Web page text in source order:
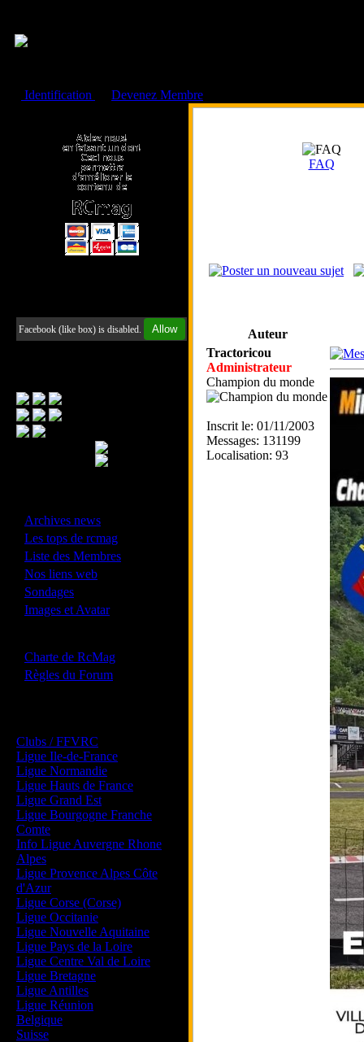
Identification
Devenez Membre
Facebook (like box) is disabled. Allow
Archives news
Les tops de rcmag
Liste des Membres
Nos liens web
Sondages
Images et Avatar
Charte de RcMag
Règles du Forum
Clubs / FFVRC
Ligue Ile-de-France
Ligue Normandie
Ligue Hauts de France
Ligue Grand Est
Ligue Bourgogne Franche
Comte
Info Ligue Auvergne Rhone
Alpes
Ligue Provence Alpes Côte
d'Azur
Ligue Corse (Corse)
Ligue Occitanie
Ligue Nouvelle Aquitaine
Ligue Pays de la Loire
Ligue Centre Val de Loire
Ligue Bretagne
Ligue Antilles
Ligue Réunion
Belgique
Suisse
FAQ
Auteur
Tractoricou
Administrateur
Champion du monde
Inscrit le: 01/11/2003
Messages: 131199
Localisation: 93